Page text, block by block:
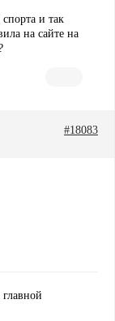
и так
на сайте на
#18083